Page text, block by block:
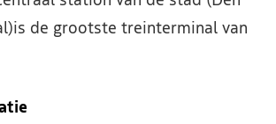
de grootste treinterminal van